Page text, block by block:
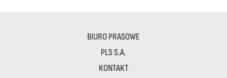
BIURO PRASOWE
PLS S.A.
KONTAKT